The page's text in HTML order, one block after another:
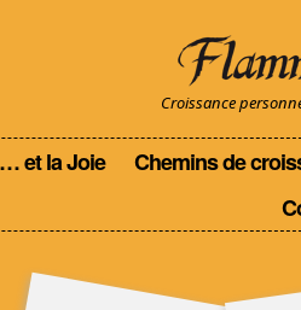
Croissance
et la Joie
Chemins de